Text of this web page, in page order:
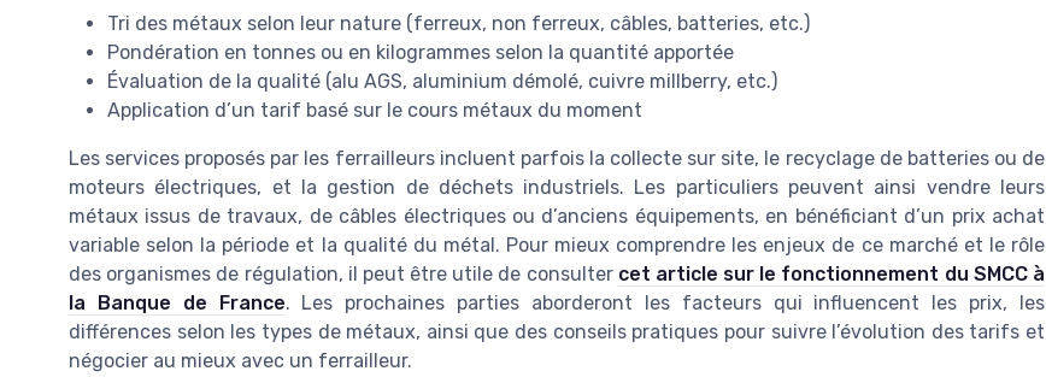
Tri des métaux selon leur nature (ferreux, non ferreux, câbles, batteries, etc.)
Pondération en tonnes ou en kilogrammes selon la quantité apportée
Évaluation de la qualité (alu AGS, aluminium démolé, cuivre millberry, etc.)
Application d’un tarif basé sur le cours métaux du moment
Les services proposés par les ferrailleurs incluent parfois la collecte sur site, le recyclage de batteries ou de
moteurs électriques, et la gestion de déchets industriels. Les particuliers peuvent ainsi vendre leurs
métaux issus de travaux, de câbles électriques ou d’anciens équipements, en bénéficiant d’un prix achat
variable selon la période et la qualité du métal. Pour mieux comprendre les enjeux de ce marché et le rôle
des organismes de régulation, il peut être utile de consulter cet article sur le fonctionnement du SMCC à
la Banque de France. Les prochaines parties aborderont les facteurs qui influencent les prix, les
différences selon les types de métaux, ainsi que des conseils pratiques pour suivre l’évolution des tarifs et
négocier au mieux avec un ferrailleur.